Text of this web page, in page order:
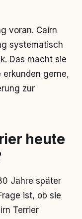
voran. Cairn
systematisch
Das macht sie
erkunden gerne,
zur
heute
Jahre später
ist, ob sie
Terrier